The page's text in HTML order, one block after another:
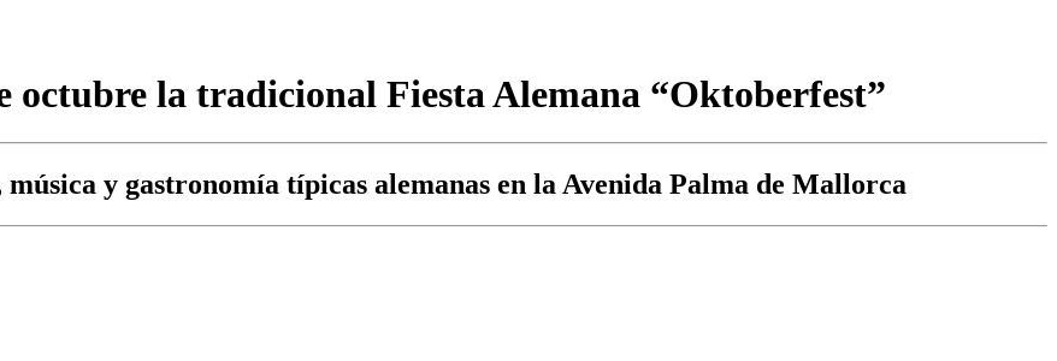
octubre la tradicional Fiesta Alemana “Oktoberfest”
y gastronomía típicas alemanas en la Avenida Palma de Mallorca